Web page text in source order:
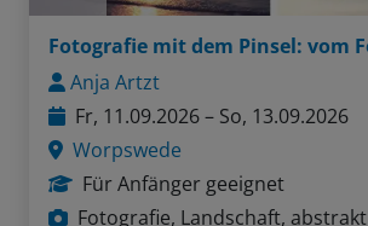
Anja Artzt
Fr, 11.09.2026 – So, 13.09.2026
Worpswede
Für Anfänger geeignet
Fotografie, Landschaft, abstrakt